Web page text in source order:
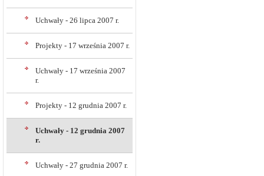
Uchwały - 26 lipca 2007 r.
Projekty - 17 września 2007 r.
Uchwały - 17 września 2007
r.
Projekty - 12 grudnia 2007 r.
Uchwały - 12 grudnia 2007
r.
Uchwały - 27 grudnia 2007 r.